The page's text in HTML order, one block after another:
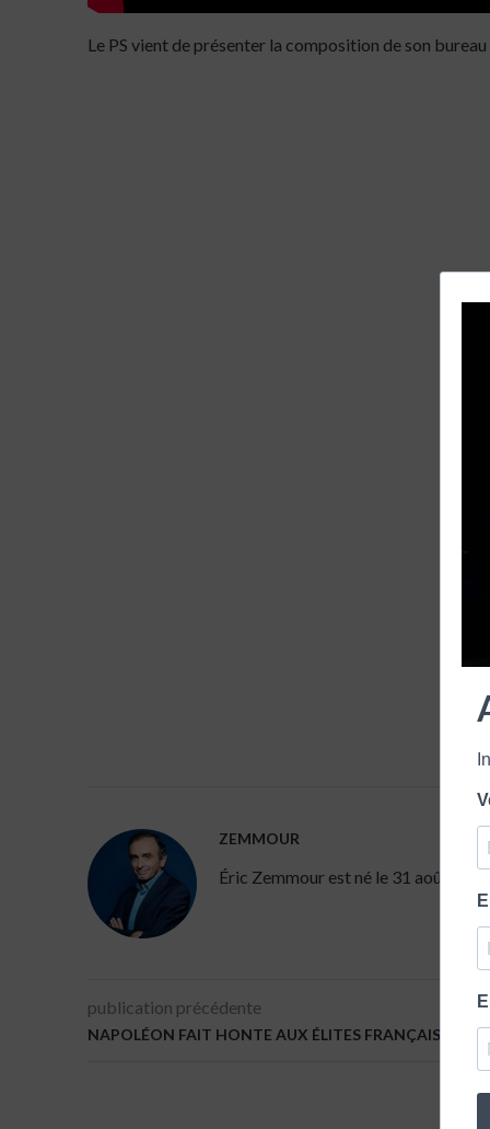
Le PS vient de présenter la composition de son
ZEMMOUR
Éric Zemmour est né le 31 août
publication précédente
NAPOLÉON FAIT HONTE AUX ÉLITES FRANÇAISES